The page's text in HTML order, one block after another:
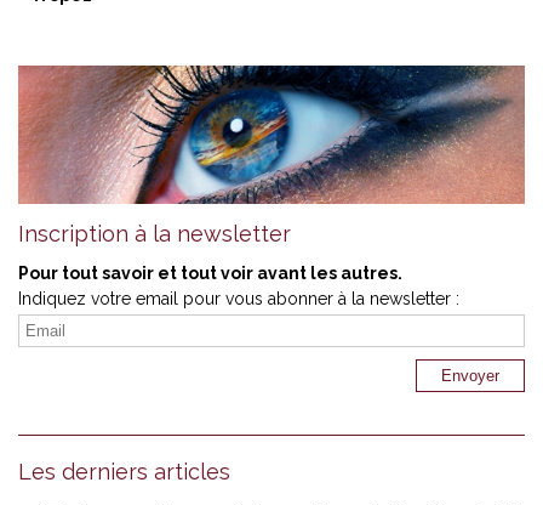
Inscription à la newsletter
Pour tout savoir et tout voir avant les autres.
Indiquez votre email pour vous abonner à la newsletter :
Les derniers articles